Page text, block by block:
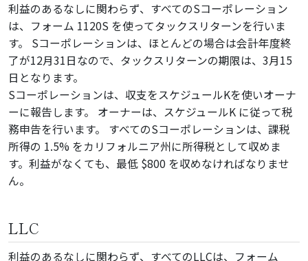
利益のあるなしに関わらず、すべてのSコーポレーション
は、フォーム 1120S を使ってタックスリターンを行いま
す。 Sコーポレーションは、ほとんどの場合は会計年度終
了が12月31日なので、タックスリターンの期限は、3月15
日となります。
Sコーポレーションは、収支をスケジュールKを使いオーナ
ーに報告します。 オーナーは、スケジュールK に従って税
務申告を行います。 すべてのSコーポレーションは、課税
所得の 1.5% をカリフォルニア州に所得税として収めま
す。利益がなくても、最低 $800 を収めなければなりませ
ん。
LLC
利益のあるなしに関わらず、すべてのLLCは、フォーム